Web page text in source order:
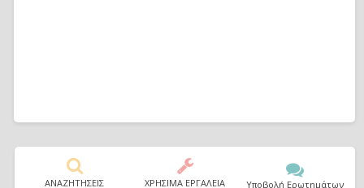
ΑΝΑΖΗΤΗΣΕΙΣ ΧΡΗΣΙΜΑ ΕΡΓΑΛΕΙΑ Υποβολή Ερωτημάτων